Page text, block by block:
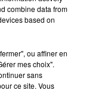
combine data from
based on
ou affiner en
mes choix".
sans
ce site. Vous